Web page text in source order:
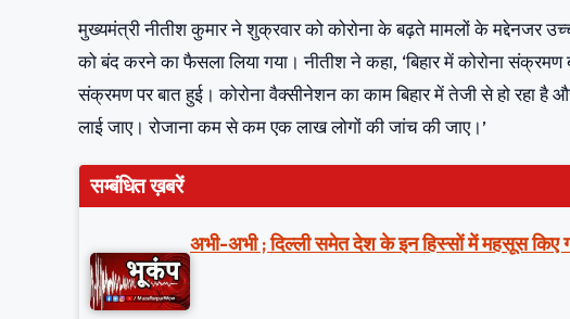
मुख्यमंत्री नीतीश कुमार ने शुक्रवार को कोरोना के बढ़ते मामलों के
को बंद करने का फैसला लिया गया। नीतीश ने कहा, ‘बिहार में कोरोना
संक्रमण पर बात हुई। कोरोना वैक्सीनेशन का काम बिहार में तेजी से हो रहा है
लाई जाए। रोजाना कम से कम एक लाख लोगों की जांच की जाए।’
सम्बंधित ख़बरें
अभी-अभी ; दिल्ली समेत देश के इन हिस्सों में महसूस